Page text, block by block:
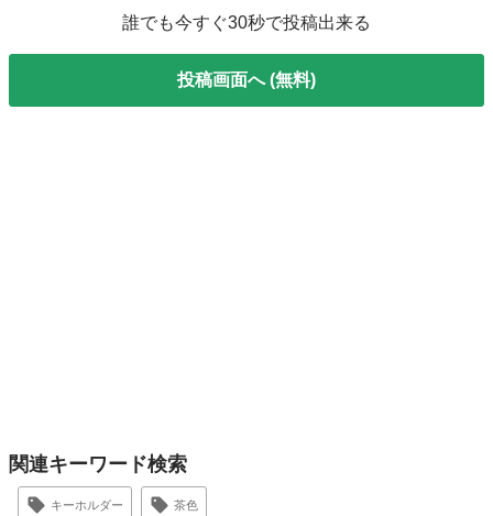
誰でも今すぐ30秒で投稿出来る
投稿画面へ (無料)
関連キーワード検索
キーホルダー 茶色